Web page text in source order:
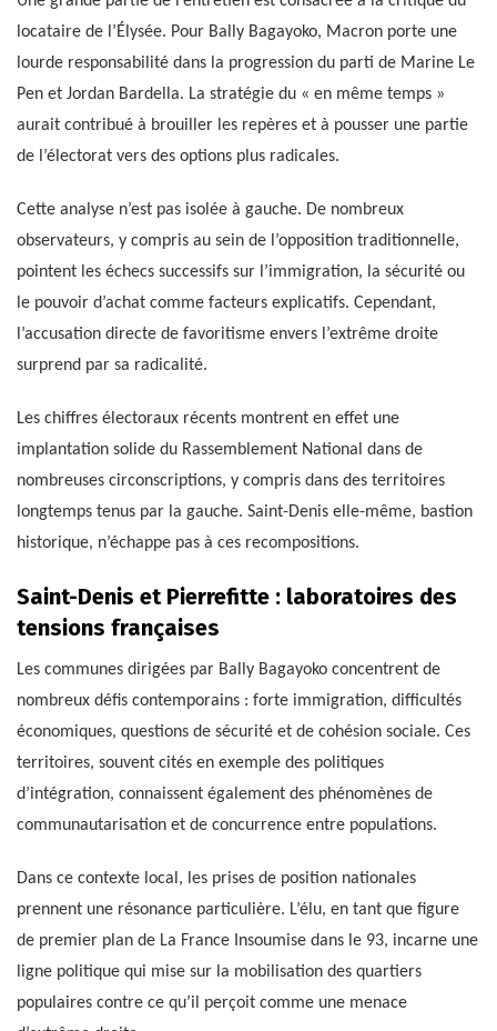
locataire de l’Élysée. Pour Bally Bagayoko, Macron porte une
lourde responsabilité dans la progression du parti de Marine Le
Pen et Jordan Bardella. La stratégie du « en même temps »
aurait contribué à brouiller les repères et à pousser une partie
de l’électorat vers des options plus radicales.
Cette analyse n’est pas isolée à gauche. De nombreux
observateurs, y compris au sein de l’opposition traditionnelle,
pointent les échecs successifs sur l’immigration, la sécurité ou
le pouvoir d’achat comme facteurs explicatifs. Cependant,
l’accusation directe de favoritisme envers l’extrême droite
surprend par sa radicalité.
Les chiffres électoraux récents montrent en effet une
implantation solide du Rassemblement National dans de
nombreuses circonscriptions, y compris dans des territoires
longtemps tenus par la gauche. Saint-Denis elle-même, bastion
historique, n’échappe pas à ces recompositions.
Saint-Denis et Pierrefitte : laboratoires des
tensions françaises
Les communes dirigées par Bally Bagayoko concentrent de
nombreux défis contemporains : forte immigration, difficultés
économiques, questions de sécurité et de cohésion sociale. Ces
territoires, souvent cités en exemple des politiques
d’intégration, connaissent également des phénomènes de
communautarisation et de concurrence entre populations.
Dans ce contexte local, les prises de position nationales
prennent une résonance particulière. L’élu, en tant que figure
de premier plan de La France Insoumise dans le 93, incarne une
ligne politique qui mise sur la mobilisation des quartiers
populaires contre ce qu’il perçoit comme une menace